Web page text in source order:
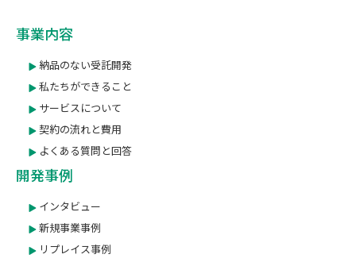
事業内容
納品のない受託開発
私たちができること
サービスについて
契約の流れと費用
よくある質問と回答
開発事例
インタビュー
新規事業事例
リプレイス事例